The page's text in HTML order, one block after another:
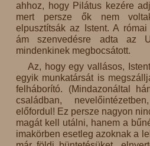
ahhoz, hogy Pilátus kezére
mert persze ők nem
elpusztítsák az Istent. A
ám szenvedésre adta az
mindenkinek megbocsátott.
Az, hogy egy vallásos,
egyik munkatársát is
felháborító. (Mindazonáltal
családban,
előfordul! Ez persze nagyon
magát kell utálni, hanem a
imakörben esetleg azoknak a